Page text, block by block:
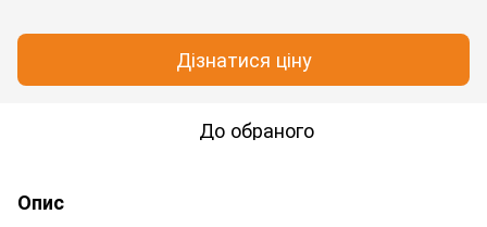
Дізнатися ціну
До обраного
Опис